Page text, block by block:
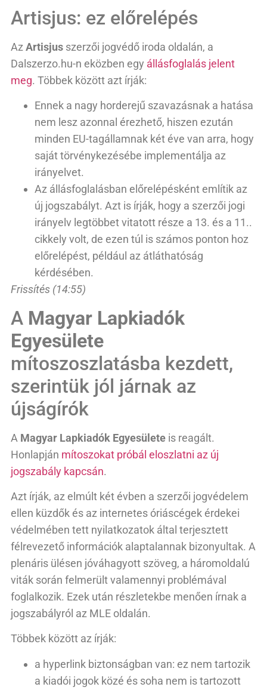
Artisjus: ez előrelépés
Az Artisjus szerzői jogvédő iroda oldalán, a
Dalszerzo.hu-n eközben egy állásfoglalás jelent
meg. Többek között azt írják:
Ennek a nagy horderejű szavazásnak a hatása
nem lesz azonnal érezhető, hiszen ezután
minden EU-tagállamnak két éve van arra, hogy
saját törvénykezésébe implementálja az
irányelvet.
Az állásfoglalásban előrelépésként említik az
új jogszabályt. Azt is írják, hogy a szerzői jogi
irányelv legtöbbet vitatott része a 13. és a 11..
cikkely volt, de ezen túl is számos ponton hoz
előrelépést, például az átláthatóság
kérdésében.
Frissítés (14:55)
A Magyar Lapkiadók
Egyesülete
mítoszoszlatásba kezdett,
szerintük jól járnak az
újságírók
A Magyar Lapkiadók Egyesülete is reagált.
Honlapján mítoszokat próbál eloszlatni az új
jogszabály kapcsán.
Azt írják, az elmúlt két évben a szerzői jogvédelem
ellen küzdők és az internetes óriáscégek érdekei
védelmében tett nyilatkozatok által terjesztett
félrevezető információk alaptalannak bizonyultak. A
plenáris ülésen jóváhagyott szöveg, a háromoldalú
viták során felmerült valamennyi problémával
foglalkozik. Ezek után részletekbe menően írnak a
jogszabályról az MLE oldalán.
Többek között az írják:
a hyperlink biztonságban van: ez nem tartozik
a kiadói jogok közé és soha nem is tartozott